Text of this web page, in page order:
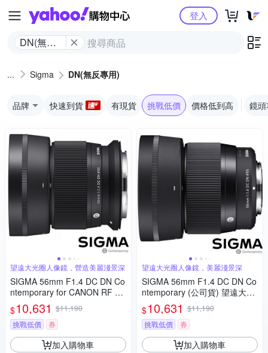
Yahoo購物中心
DN(無反
登入
Sigma DN(無反專用)
品牌 快速到貨 有現貨 挑戰低價 價格低到高 鏡
望遠大光圈人像鏡，營造美麗淺景深
SIGMA 56mm F1.4 DC DN Co
ntemporary for CANON RF 接
環 (公司貨) 望遠大光圈定焦鏡
人像鏡 APS-C 無反微單眼專用
鏡頭
$10,631 $11,190
挑戰低價
券
加入購物車
望遠大光圈人像鏡，美麗淺景深
SIGMA 56mm F1.4 DC DN Co
ntemporary (公司貨) 望遠大光
圈定焦鏡頭 人像鏡 APS-C 無反
微單眼專用鏡頭
$10,631 $11,190
挑戰低價
券
加入購物車